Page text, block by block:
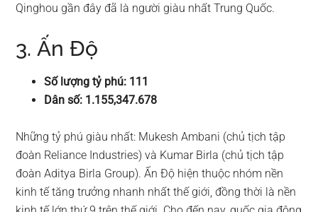
Qinghou gần đây đã là người giàu nhất Trung Quốc.
3. Ấn Độ
Số lượng tỷ phú: 111
Dân số: 1.155,347.678
Những tỷ phú giàu nhất: Mukesh Ambani (chủ tịch tập
đoàn Reliance Industries) và Kumar Birla (chủ tịch tập
đoàn Aditya Birla Group). Ấn Độ hiện thuộc nhóm nền
kinh tế tăng trưởng nhanh nhất thế giới, đồng thời là nền